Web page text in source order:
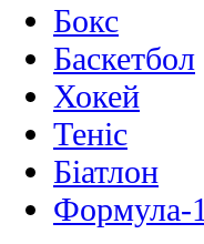
Бокс
Баскетбол
Хокей
Теніс
Біатлон
Формула-1